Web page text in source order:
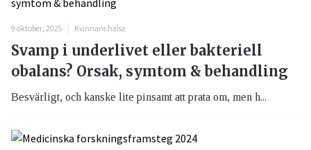
9 oktober, 2025 Kvinnans hälsa
Svamp i underlivet eller bakteriell
obalans? Orsak, symtom & behandling
Besvärligt, och kanske lite pinsamt att prata om, men h...